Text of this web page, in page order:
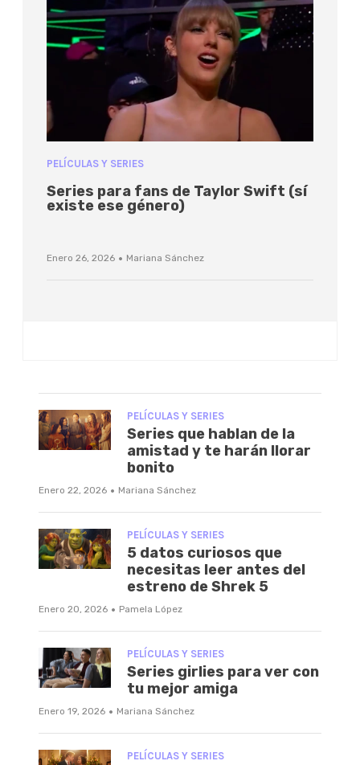
PELÍCULAS Y SERIES
Series para fans de Taylor Swift (sí
existe ese género)
Enero 26, 2026 · Mariana Sánchez
PELÍCULAS Y SERIES
Series que hablan de la
amistad y te harán llorar
bonito
Enero 22, 2026 · Mariana Sánchez
PELÍCULAS Y SERIES
5 datos curiosos que
necesitas leer antes del
estreno de Shrek 5
Enero 20, 2026 · Pamela López
PELÍCULAS Y SERIES
Series girlies para ver con
tu mejor amiga
Enero 19, 2026 · Mariana Sánchez
PELÍCULAS Y SERIES